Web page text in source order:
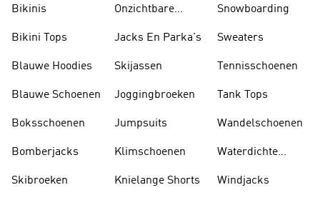
Bikinis
Bikini Tops
Blauwe Hoodies
Blauwe Schoenen
Boksschoenen
Bomberjacks
Skibroeken
Onzichtbare
Jacks En Parka's
Skijassen
Joggingbroeken
Jumpsuits
Klimschoenen
Knielange Shorts
Snowboarding
Sweaters
Tennisschoenen
Tank Tops
Wandelschoenen
Waterdichte
Windjacks